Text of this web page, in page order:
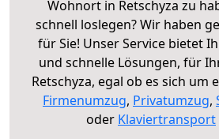
Wohnort in Retschyza zu
schnell loslegen? Wir haben
für Sie! Unser Service bietet
und schnelle Lösungen, für
Retschyza, egal ob es sich um
Firmenumzug, Privatumzug,
oder Klaviertransport